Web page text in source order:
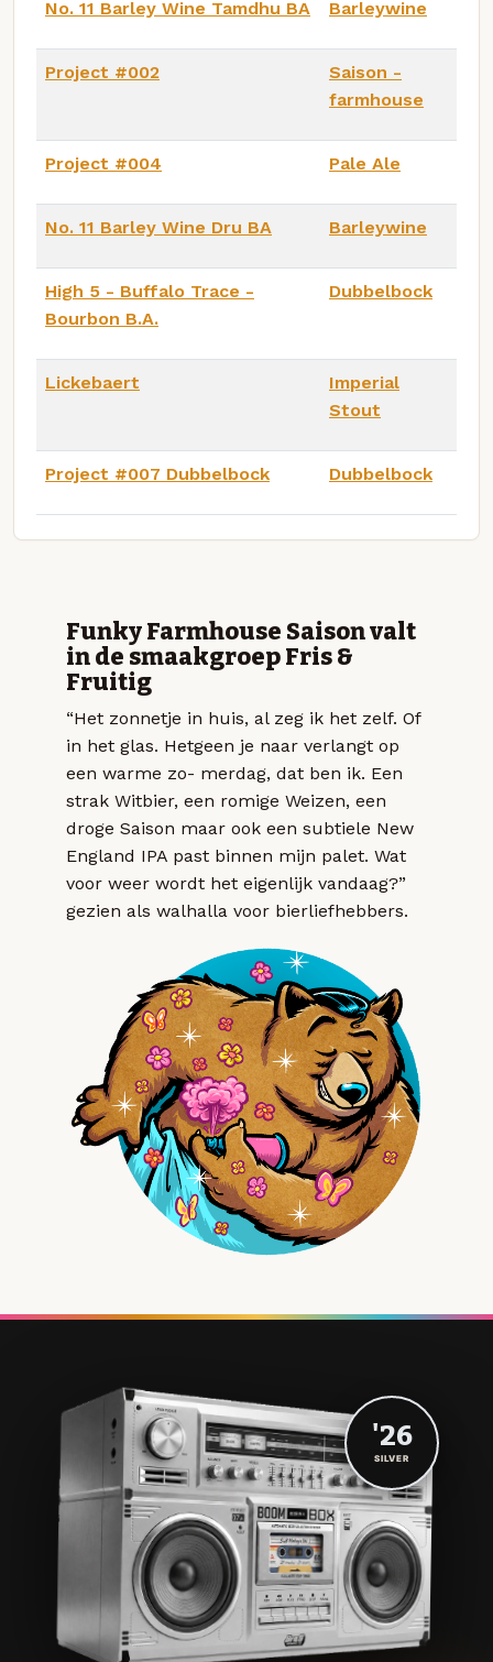
No. 11 Barley Wine Tamdhu BA Barleywine
Project #002
Saison -
farmhouse
Project #004 Pale Ale
No. 11 Barley Wine Dru BA Barleywine
High 5 - Buffalo Trace -
Bourbon B.A.
Dubbelbock
Lickebaert
Imperial
Stout
Project #007 Dubbelbock Dubbelbock
Funky Farmhouse Saison valt
in de smaakgroep Fris &
Fruitig
“Het zonnetje in huis, al zeg ik het zelf. Of
in het glas. Hetgeen je naar verlangt op
een warme zo- merdag, dat ben ik. Een
strak Witbier, een romige Weizen, een
droge Saison maar ook een subtiele New
England IPA past binnen mijn palet. Wat
voor weer wordt het eigenlijk vandaag?”
gezien als walhalla voor bierliefhebbers.
'26
SILVER